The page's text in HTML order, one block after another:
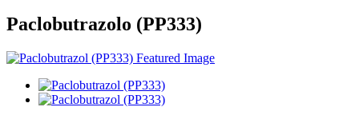
Paclobutrazolo (PP333)